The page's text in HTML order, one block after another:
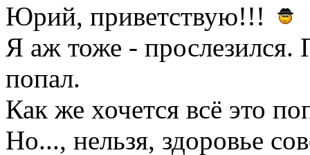
Юрий, приветствую!!!
Я аж тоже - прослезился.
попал.
Как же хочется всё это
Но..., нельзя, здоровье